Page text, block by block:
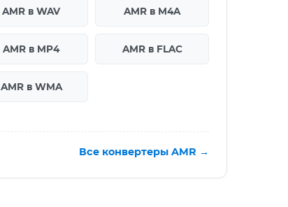
AMR в WAV AMR в M4A
AMR в MP4 AMR в FLAC
AMR в WMA
Все конвертеры AMR →